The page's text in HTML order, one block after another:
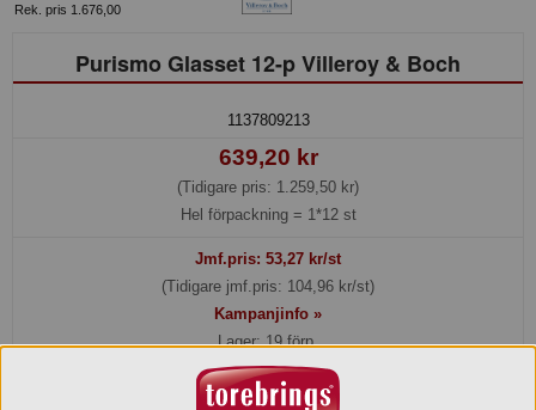
Rek. pris 1.676,00
Purismo Glasset 12-p Villeroy & Boch
1137809213
639,20 kr
(Tidigare pris: 1.259,50 kr)
Hel förpackning = 1*12 st
Jmf.pris: 53,27 kr/st
(Tidigare jmf.pris: 104,96 kr/st)
Kampanjinfo »
Lager: 19 förp.
Köp »